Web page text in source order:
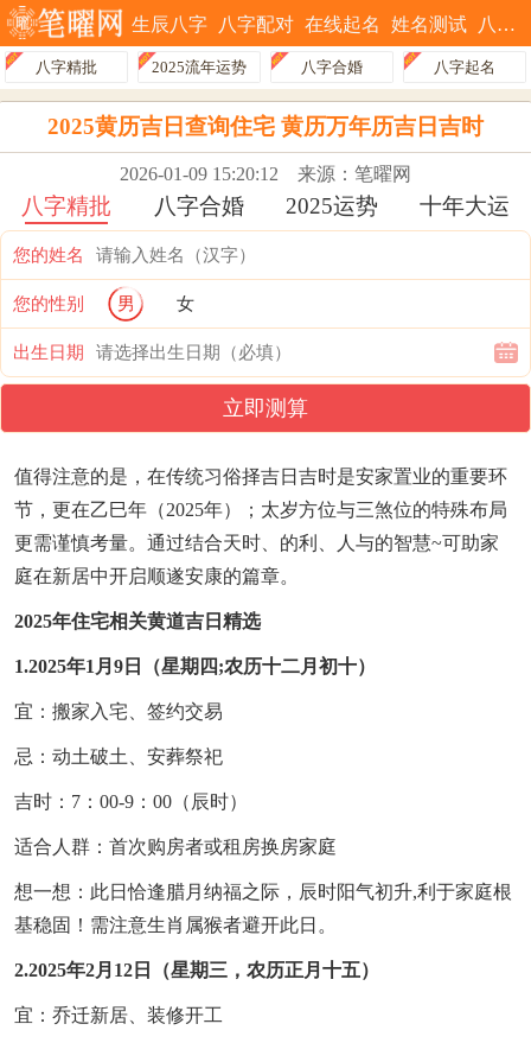
生辰八字 八字配对 在线起名 姓名测试 八字排盘
八字精批 2025流年运势 八字合婚 八字起名
2025黄历吉日查询住宅 黄历万年历吉日吉时
2026-01-09 15:20:12 来源：笔曜网
八字精批 八字合婚 2025运势 十年大运
您的姓名
您的性别 男 女
出生日期
立即测算
值得注意的是，在传统习俗择吉日吉时是安家置业的重要环
节，更在乙巳年（2025年）；太岁方位与三煞位的特殊布局
更需谨慎考量。通过结合天时、的利、人与的智慧~可助家
庭在新居中开启顺遂安康的篇章。
2025年住宅相关黄道吉日精选
1.2025年1月9日（星期四;农历十二月初十）
宜：搬家入宅、签约交易
忌：动土破土、安葬祭祀
吉时：7：00-9：00（辰时）
适合人群：首次购房者或租房换房家庭
想一想：此日恰逢腊月纳福之际，辰时阳气初升,利于家庭根
基稳固！需注意生肖属猴者避开此日。
2.2025年2月12日（星期三，农历正月十五）
宜：乔迁新居、装修开工